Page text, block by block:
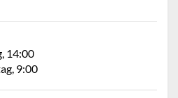
14:00
9:00